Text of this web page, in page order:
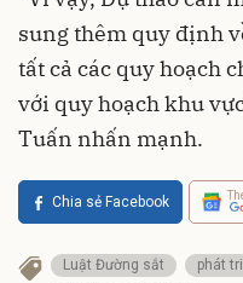
sung thêm quy định
tất cả các quy hoạch
với quy hoạch khu
Tuấn nhấn mạnh.
Chia sẻ Facebook
Luật Đường sắt phát